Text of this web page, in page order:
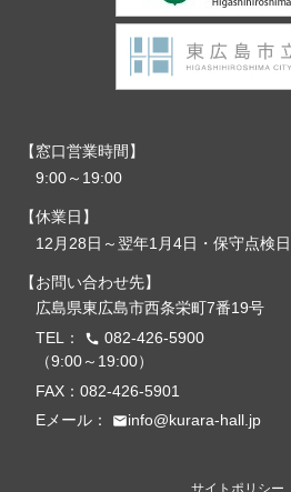
窓口営業時間
9:00～19:00
休業日
12月28日～翌年1月4日・保守点検日
お問い合わせ先
広島県東広島市西条栄町7番19号
TEL：
call 082-426-5900
（9:00～19:00）
FAX：082-426-5901
Eメール：
emailinfo@kurara-hall.jp
サイトポリシー